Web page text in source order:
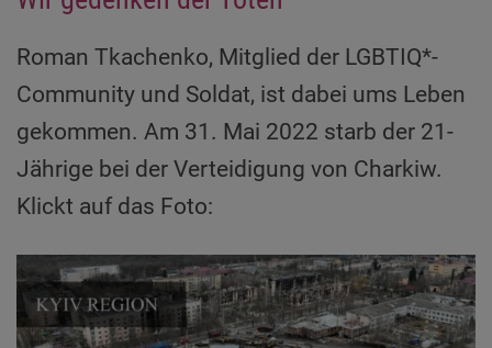
Roman Tkachenko, Mitglied der LGBTIQ*-
Community und Soldat, ist dabei ums Leben
gekommen. Am 31. Mai 2022 starb der 21-
Jährige bei der Verteidigung von Charkiw.
Klickt auf das Foto: